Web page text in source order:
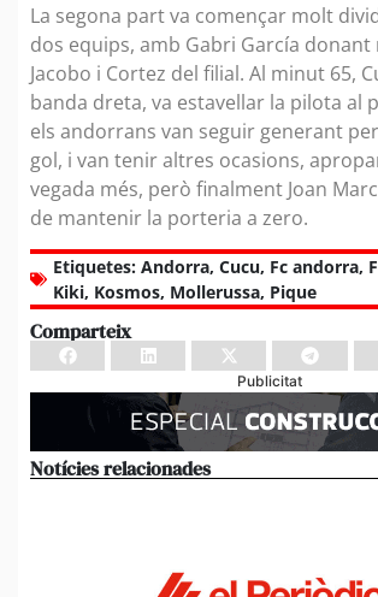
La segona part va començar molt
dos equips, amb Gabri García donant
Jacobo i Cortez del filial. Al minut 65,
banda dreta, va estavellar la pilota al
els andorrans van seguir generant
gol, i van tenir altres ocasions,
vegada més, però finalment Joan
de mantenir la porteria a zero.
Etiquetes: Andorra, Cucu, Fc andorra,
Kiki, Kosmos, Mollerussa, Pique
Comparteix
Publicitat
Notícies relacionades